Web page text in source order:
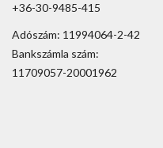
+36-30-9485-415
Adószám: 11994064-2-42
Bankszámla szám:
11709057-20001962